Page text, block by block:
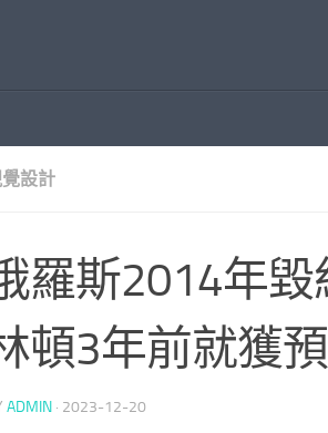
設計
羅斯2014年
頓3年前就獲
ADMIN · 2023-12-20